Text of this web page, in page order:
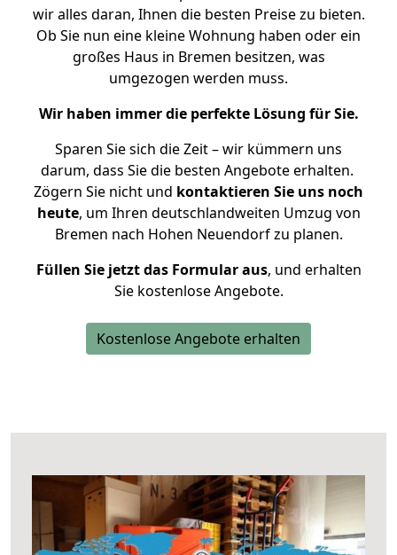
wir alles daran, Ihnen die besten Preise zu bieten.
Ob Sie nun eine kleine Wohnung haben oder ein
großes Haus in Bremen besitzen, was
umgezogen werden muss.
Wir haben immer die perfekte Lösung für Sie.
Sparen Sie sich die Zeit – wir kümmern uns
darum, dass Sie die besten Angebote erhalten.
Zögern Sie nicht und kontaktieren Sie uns noch
heute, um Ihren deutschlandweiten Umzug von
Bremen nach Hohen Neuendorf zu planen.
Füllen Sie jetzt das Formular aus, und erhalten
Sie kostenlose Angebote.
Kostenlose Angebote erhalten